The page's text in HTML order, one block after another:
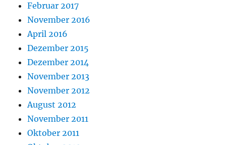
Februar 2017
November 2016
April 2016
Dezember 2015
Dezember 2014
November 2013
November 2012
August 2012
November 2011
Oktober 2011